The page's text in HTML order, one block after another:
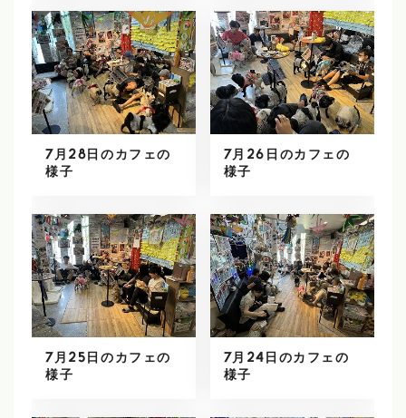
7月28日のカフェの
様子
7月26日のカフェの
様子
7月25日のカフェの
様子
7月24日のカフェの
様子